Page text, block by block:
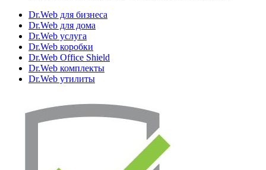
Dr.Web для бизнеса
Dr.Web для дома
Dr.Web услуга
Dr.Web коробки
Dr.Web Office Shield
Dr.Web комплекты
Dr.Web утилиты